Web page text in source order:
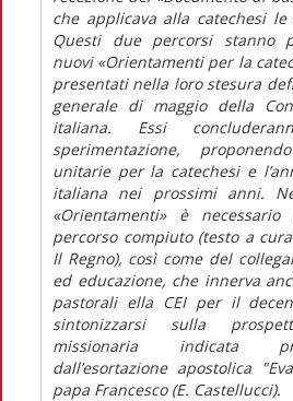
che applicava alla catechesi
Questi due percorsi stanno
nuovi «Orientamenti per la
presentati nella loro stesura
generale di maggio della
italiana. Essi
sperimentazione,
unitarie per la catechesi e
italiana nei prossimi anni.
«Orientamenti» è
percorso compiuto (testo a
Il Regno), così come del
ed educazione, che innerva
pastorali ella CEI per il
sintonizzarsi sulla
missionaria indicata
dall’esortazione apostolica
papa Francesco (E. Castellucci).